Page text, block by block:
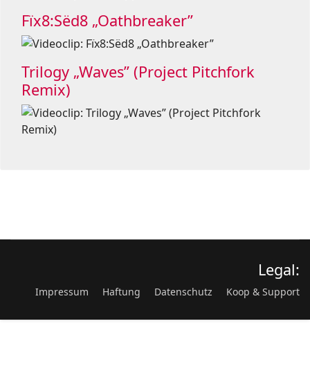
Fïx8:Sëd8 „Oathbreaker”
Trilogy „Waves” (Project Pitchfork
Remix)
Legal:
Impressum Haftung Datenschutz Koop & Support